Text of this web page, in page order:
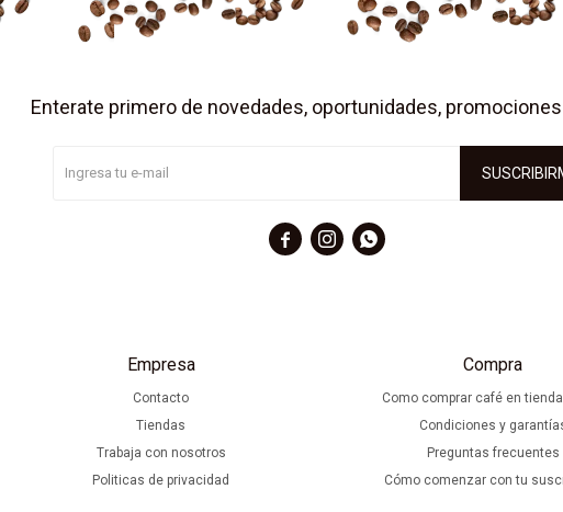
Empresa
Contacto
Tiendas
Trabaja con nosotros
Politicas de privacidad
Compra
Como comprar café en
Condiciones y
Preguntas frecuentes
Cómo comenzar con tu
Enterate primero de novedades, oportunidades,
  